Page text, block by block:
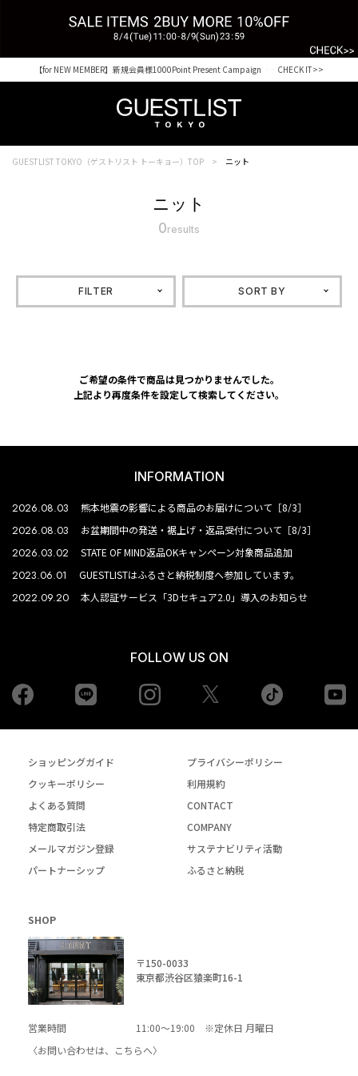
税込33,000円以上ご購入で送料無料 CHECK IT>>
【for NEW MEMBER】新規会員様1000Point Present Campaign CHECK IT>>
GUESTLIST TOKYO（ゲストリスト トーキョー）TOP ニット
ニット
0results
FILTER SORT BY
ご希望の条件で商品は見つかりませんでした。
上記より再度条件を設定して検索してください。
INFORMATION
2026.08.03 熊本地震の影響による商品のお届けについて［8/3］
2026.08.03 お盆期間中の発送・裾上げ・返品受付について［8/3］
2026.03.02 STATE OF MIND返品OKキャンペーン対象商品追加
2023.06.01 GUESTLISTはふるさと納税制度へ参加しています。
2022.09.20 本人認証サービス「3Dセキュア2.0」導入のお知らせ
FOLLOW US ON
Facebook Instagram tiktok
ショッピングガイド
プライバシーポリシー
クッキーポリシー
利用規約
よくある質問
CONTACT
特定商取引法
COMPANY
メールマガジン登録
サステナビリティ活動
パートナーシップ
ふるさと納税
SHOP
〒150-0033
東京都渋谷区猿楽町16-1
営業時間
11:00～19:00 ※定休日 月曜日
〈お問い合わせは、
こちらへ〉